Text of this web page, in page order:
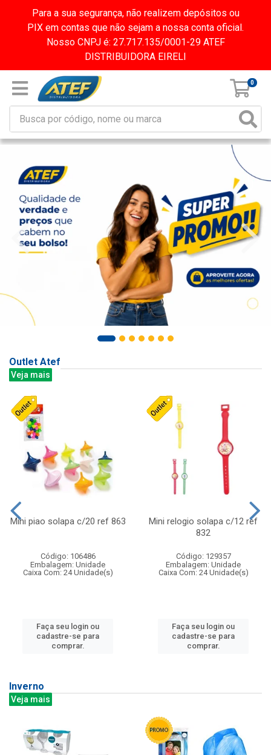
Para a sua segurança, não realizem depósitos ou
PIX em contas que não sejam a nossa conta oficial.
Nosso CNPJ é: 27.717.135/0001-29 ATEF
DISTRIBUIDORA EIRELI
0
Outlet Atef
Veja mais
Mini piao solapa c/20 ref 863
Código: 106486
Embalagem: Unidade
Caixa Com: 24 Unidade(s)
Faça seu login ou
cadastre-se para
comprar.
Mini relogio solapa c/12 ref
832
Código: 129357
Embalagem: Unidade
Caixa Com: 24 Unidade(s)
Faça seu login ou
cadastre-se para
comprar.
Inverno
Veja mais